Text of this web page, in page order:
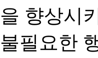
을 향상시
불필요한